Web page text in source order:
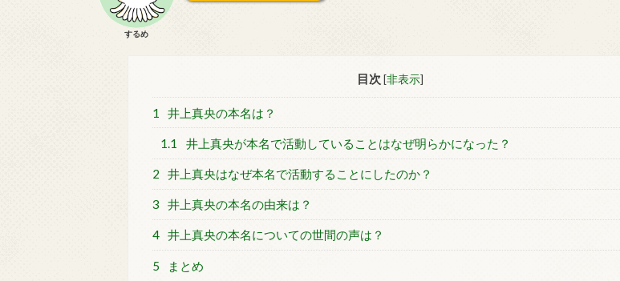
するめ
目次 [非表示]
1 井上真央の本名は？
1.1 井上真央が本名で活動していることはなぜ明らかになった？
2 井上真央はなぜ本名で活動することにしたのか？
3 井上真央の本名の由来は？
4 井上真央の本名についての世間の声は？
5 まとめ